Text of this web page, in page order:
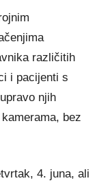
različitih
i pacijenti s
njih
bez
4. juna, ali